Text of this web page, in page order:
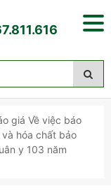
giá Về việc báo
hóa chất bảo
y 103 năm